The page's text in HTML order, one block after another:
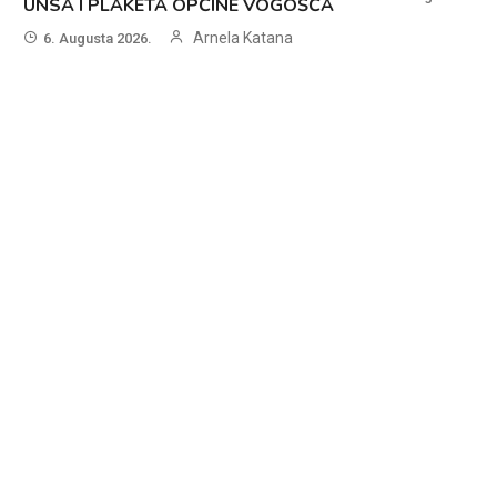
UNSA I PLAKETA OPĆINE VOGOŠĆA
6. Augusta 2026. Arnela Katana